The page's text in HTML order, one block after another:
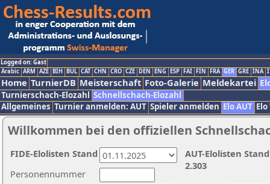
Logged on: Gast
Arabic ARM AZE BIH BUL CAT CHN CRO CZE DEN ENG ESP FAI FIN FRA GER GRE INA
Home TurnierDB Meisterschaft Foto-Galerie Meldekartei
Turnierschach-Elozahl Schnellschach-Elozahl
Allgemeines Turnier anmelden: AUT Spieler anmelden Elo AUT
Willkommen bei den offiziellen
Personennummer
AUT-Elolisten
2.303
FIDE-Elolisten Stand